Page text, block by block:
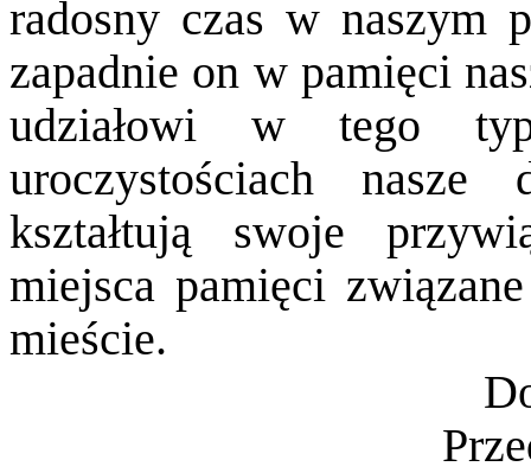
radosny czas w naszym
zapadnie on w pamięci
udziałowi w tego
uroczystościach
kształtują swoje
miejsca pamięci
mieście.